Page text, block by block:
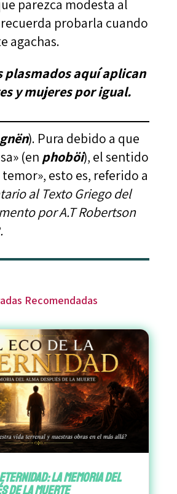
parezca modesta al
probarla cuando
agachas.
plasmados aquí aplican
y mujeres por igual.
). Pura debido a que
(en phoböi), el sentido
esto es, referido a
al Texto Griego del
por A.T Robertson
Recomendadas
La Memoria del
de la Muerte